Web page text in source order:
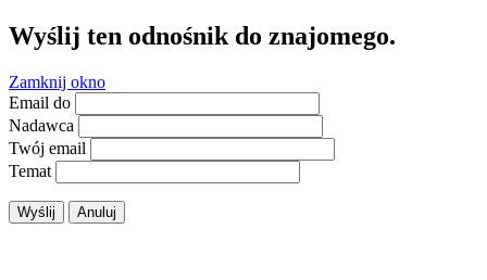
Wyślij ten odnośnik do znajomego.
Zamknij okno
Email do
Nadawca
Twój email
Temat
Wyślij Anuluj